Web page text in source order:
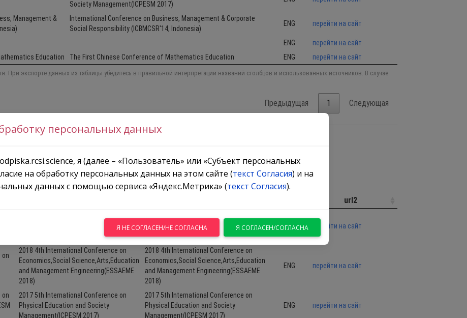
персональных данных
я (далее – «Пользователь» или «Субъект персональных
на обработку персональных данных на этом сайте (текст Согласия) и на
данных с помощью сервиса «Яндекс.Метрика» (текст Согласия).
Я НЕ СОГЛАСЕН/НЕ СОГЛАСНА Я СОГЛАСЕН/СОГЛАСНА